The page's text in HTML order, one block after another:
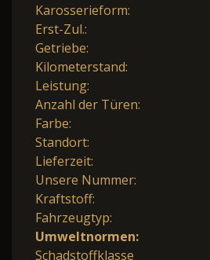
Karosserieform:
Erst-Zul.:
Getriebe:
Kilometerstand:
Leistung:
Anzahl der Türen:
Farbe:
Standort:
Lieferzeit:
Unsere Nummer:
Kraftstoff:
Fahrzeugtyp:
Umweltnormen:
Schadstoffklasse